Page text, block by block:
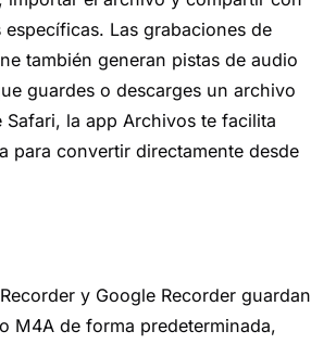
Las grabaciones de
también generan pistas de audio
guardes o descarges un archivo
Safari, la app Archivos te facilita
para convertir directamente desde
y Google Recorder guardan
M4A de forma predeterminada,